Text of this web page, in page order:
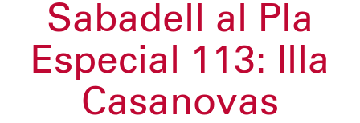
Sabadell al Pla
Especial 113: Illa
Casanovas